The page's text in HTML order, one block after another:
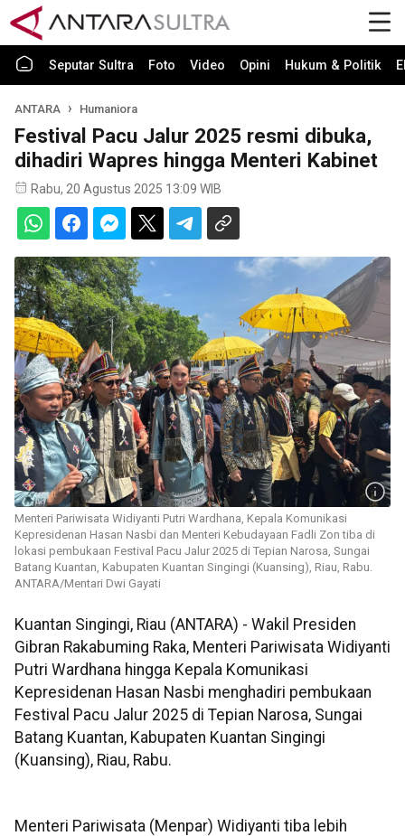
Seputar Sultra Foto Video Opini Hukum & Politik
ANTARA Humaniora
Festival Pacu Jalur 2025 resmi dibuka,
dihadiri Wapres hingga Menteri Kabinet
Rabu, 20 Agustus 2025 13:09 WIB
Menteri Pariwisata Widiyanti Putri Wardhana, Kepala Komunikasi
Kepresidenan Hasan Nasbi dan Menteri Kebudayaan Fadli Zon tiba di
lokasi pembukaan Festival Pacu Jalur 2025 di Tepian Narosa, Sungai
Batang Kuantan, Kabupaten Kuantan Singingi (Kuansing), Riau, Rabu.
ANTARA/Mentari Dwi Gayati
Kuantan Singingi, Riau (ANTARA) - Wakil Presiden
Gibran Rakabuming Raka, Menteri Pariwisata Widiyanti
Putri Wardhana hingga Kepala Komunikasi
Kepresidenan Hasan Nasbi menghadiri pembukaan
Festival Pacu Jalur 2025 di Tepian Narosa, Sungai
Batang Kuantan, Kabupaten Kuantan Singingi
(Kuansing), Riau, Rabu.
Menteri Pariwisata (Menpar) Widiyanti tiba lebih